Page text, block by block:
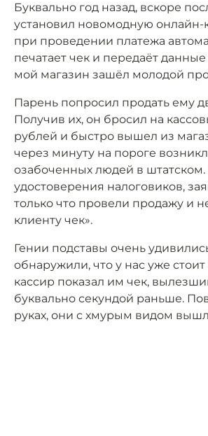
Буквально год назад, вскоре
установил новомодную онлайн-
при проведении платежа
печатает чек и передаёт
мой магазин зашёл молодой
Парень попросил продать ему
Получив их, он бросил на
рублей и быстро вышел из
через минуту на пороге
озабоченных людей в штатском.
удостоверения налоговиков,
только что провели продажу и
клиенту чек».
Гении подставы очень
обнаружили, что у нас уже
кассир показал им чек,
буквально секундой раньше.
руках, они с хмурым видом